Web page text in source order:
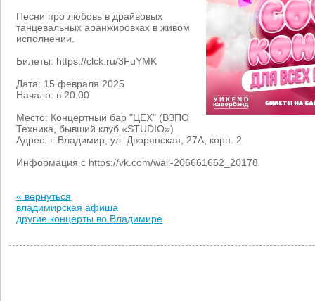
Песни про любовь в драйвовых
танцевальных аранжировках в живом
исполнении.
Билеты: https://clck.ru/3FuYMK
Дата: 15 февраля 2025
Начало: в 20.00
Место: Концертный бар "ЦЕХ" (ВЗПО
Техника, бывший клуб «STUDIO»)
Адрес: г. Владимир, ул. Дворянская, 27А, корп. 2
Информация с https://vk.com/wall-206661662_20178
« вернуться
владимирская афиша
другие концерты во Владимире